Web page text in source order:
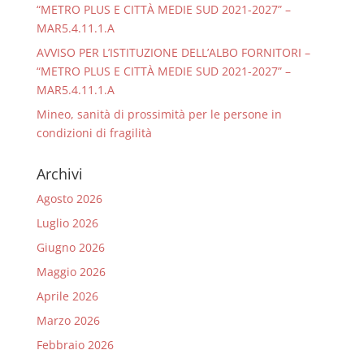
“METRO PLUS E CITTÀ MEDIE SUD 2021-2027” –
MAR5.4.11.1.A
AVVISO PER L’ISTITUZIONE DELL’ALBO FORNITORI –
“METRO PLUS E CITTÀ MEDIE SUD 2021-2027” –
MAR5.4.11.1.A
Mineo, sanità di prossimità per le persone in
condizioni di fragilità
Archivi
Agosto 2026
Luglio 2026
Giugno 2026
Maggio 2026
Aprile 2026
Marzo 2026
Febbraio 2026